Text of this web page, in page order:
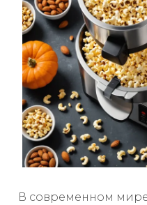
В современном